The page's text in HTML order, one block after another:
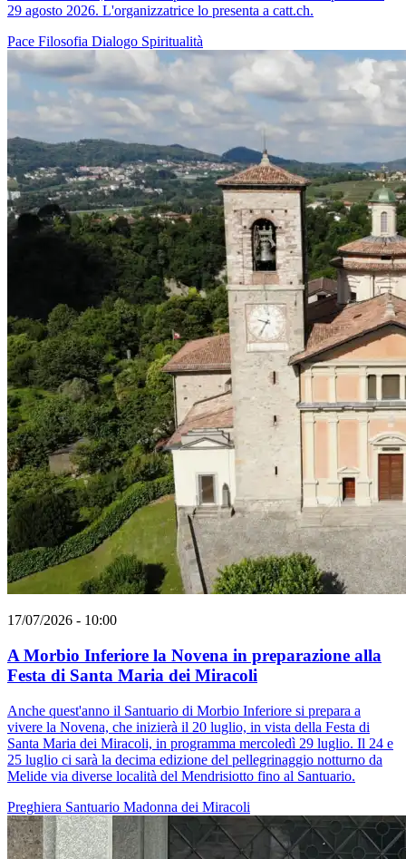
29 agosto 2026. L'organizzatrice lo presenta a catt.ch.
Pace Filosofia Dialogo Spiritualità
17/07/2026 - 10:00
A Morbio Inferiore la Novena in preparazione alla
Festa di Santa Maria dei Miracoli
Anche quest'anno il Santuario di Morbio Inferiore si prepara a
vivere la Novena, che inizierà il 20 luglio, in vista della Festa di
Santa Maria dei Miracoli, in programma mercoledì 29 luglio. Il 24 e
25 luglio ci sarà la decima edizione del pellegrinaggio notturno da
Melide via diverse località del Mendrisiotto fino al Santuario.
Preghiera Santuario Madonna dei Miracoli